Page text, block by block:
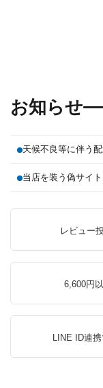
お知らせ
天候不良等に伴う
当店を装う偽サイ
レビュー
6,600円
LINE ID連